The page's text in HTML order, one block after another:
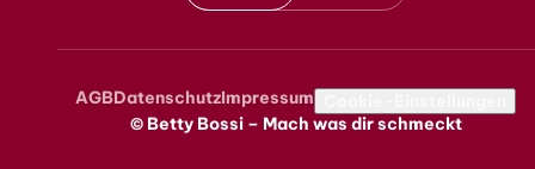
Metanavigation
AGBDatenschutzImpressum
© Betty Bossi – Mach was dir schmeckt